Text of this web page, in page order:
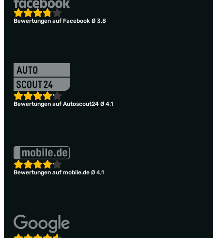
Bewertungen auf Facebook Ø 3,8
Bewertungen auf Autoscout24 Ø 4,1
Bewertungen auf mobile.de Ø 4,1